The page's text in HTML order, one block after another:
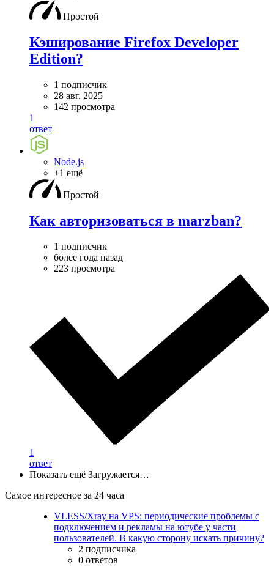
Простой
Кэширование Firefox Developer
Edition?
1 подписчик
28 авг. 2025
142 просмотра
1
ответ
Node.js
+1 ещё
Простой
Как авторизоваться в marzban?
1 подписчик
более года назад
223 просмотра
1
ответ
Показать ещё Загружается…
Самое интересное за 24 часа
VLESS/Xray на VPS: периодические проблемы с
подключением и рекламы на ютубе у части
пользователей. В какую сторону искать причину?
2 подписчика
0 ответов